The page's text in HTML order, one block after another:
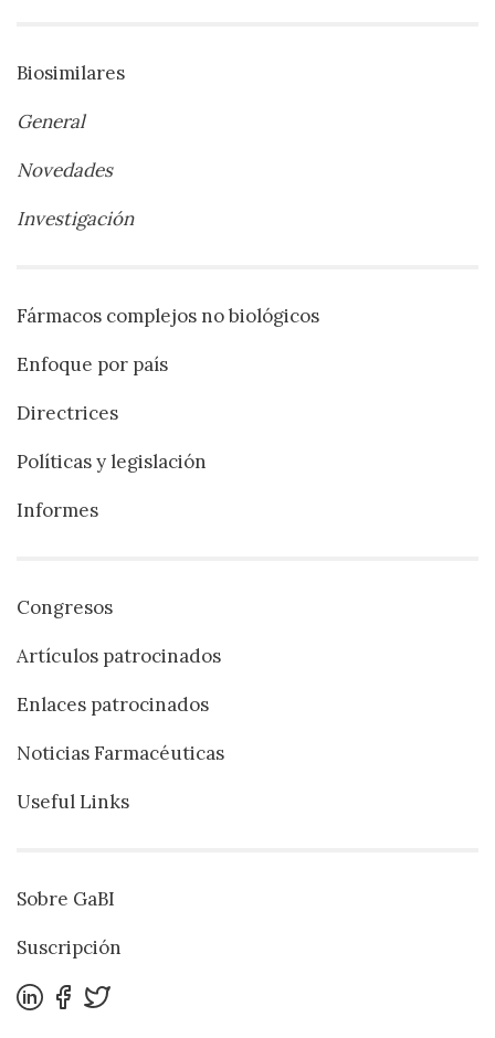
Biosimilares
General
Novedades
Investigación
Fármacos complejos no biológicos
Enfoque por país
Directrices
Políticas y legislación
Informes
Congresos
Artículos patrocinados
Enlaces patrocinados
Noticias Farmacéuticas
Useful Links
Sobre GaBI
Suscripción